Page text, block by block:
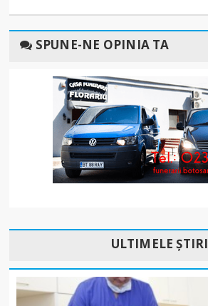
SPUNE-NE OPINIA TA
ULTIMELE ȘTIRI